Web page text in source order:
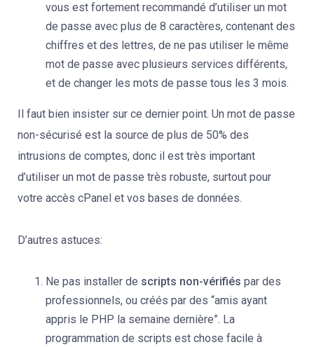
vous est fortement recommandé d’utiliser un mot
de passe avec plus de 8 caractères, contenant des
chiffres et des lettres, de ne pas utiliser le même
mot de passe avec plusieurs services différents,
et de changer les mots de passe tous les 3 mois.
Il faut bien insister sur ce dernier point. Un mot de passe
non-sécurisé est la source de plus de 50% des
intrusions de comptes, donc il est très important
d’utiliser un mot de passe très robuste, surtout pour
votre accès cPanel et vos bases de données.
D’autres astuces:
Ne pas installer de scripts non-vérifiés par des
professionnels, ou créés par des “amis ayant
appris le PHP la semaine dernière”. La
programmation de scripts est chose facile à